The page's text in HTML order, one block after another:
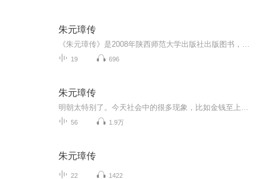
朱元璋传
19 696
朱元璋传
56 1.9万
朱元璋传
22 1422